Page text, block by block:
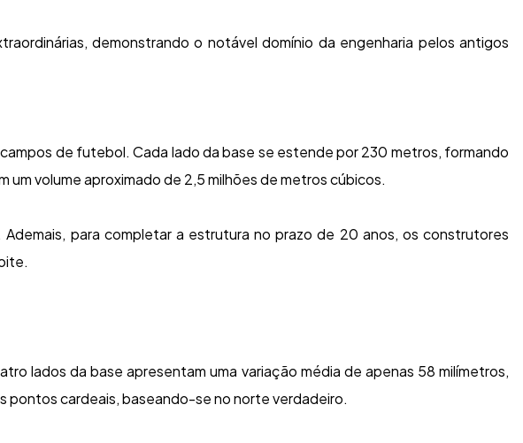
demonstrando o notável domínio da engenharia pelos antigos
de futebol. Cada lado da base se estende por 230 metros, formando
volume aproximado de 2,5 milhões de metros cúbicos.
para completar a estrutura no prazo de 20 anos, os construtores
lados da base apresentam uma variação média de apenas 58 milímetros,
pontos cardeais, baseando-se no norte verdadeiro.